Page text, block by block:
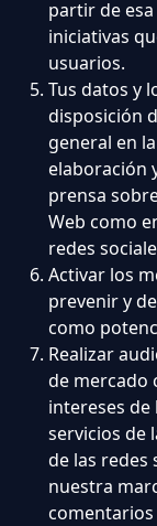
partir de
iniciativas
usuarios.
Tus datos y
disposición
general en
elaboración
prensa
Web como
redes
Activar los
prevenir y
como
Realizar
de mercado
intereses
servicios de
de las redes
nuestra